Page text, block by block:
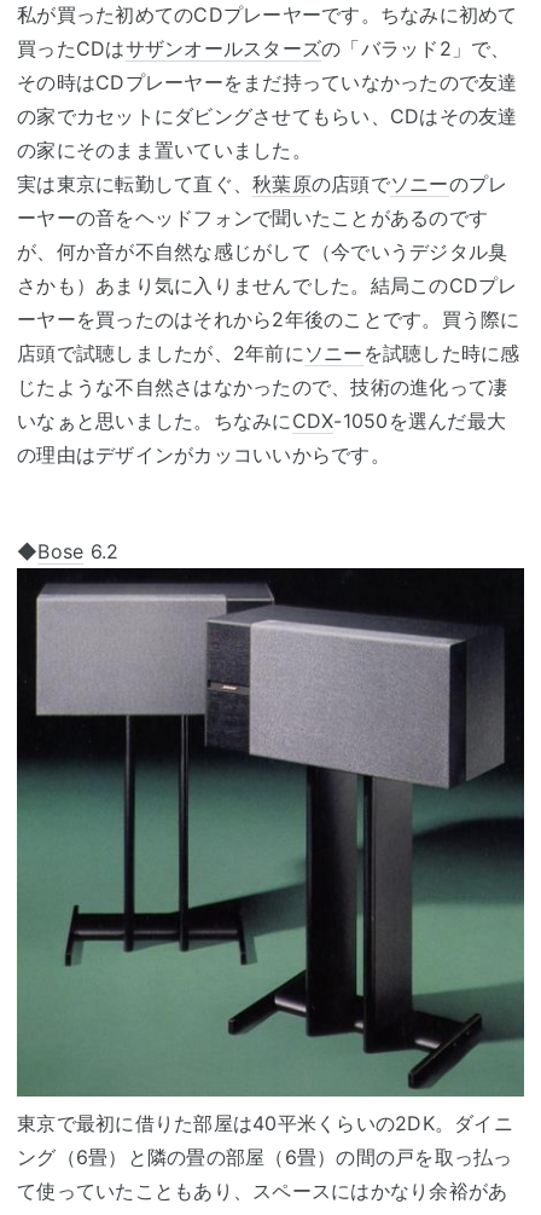
私が買った初めてのCDプレーヤーです。ちなみに初めて
買ったCDはサザンオールスターズの「バラッド2」で、
その時はCDプレーヤーをまだ持っていなかったので友達
の家でカセットにダビングさせてもらい、CDはその友達
の家にそのまま置いていました。
実は東京に転勤して直ぐ、 秋葉原の店頭でソニーのプレ
ーヤーの音をヘッドフォンで聞いたことがあるのです
が、何か音が不自然な感じがして（今でいうデジタル臭
さかも）あまり気に入りませんでした。結局このCDプレ
ーヤーを買ったのはそれから2年後のことです。買う際に
店頭で試聴しましたが、2年前に ソニー を試聴した時に感
じたような不自然さはなかったので、技術の進化って凄
いなぁと思いました。ちなみに CDX-1050を選んだ最大
の理由はデザインがカッコいいからです。
◆Bose 6.2
東京で最初に借りた部屋は40平米くらいの2DK。ダイニ
ング（6畳）と隣の畳の部屋（6畳）の間の戸を取っ払っ
て使っていたこともあり、スペースにはかなり余裕があ